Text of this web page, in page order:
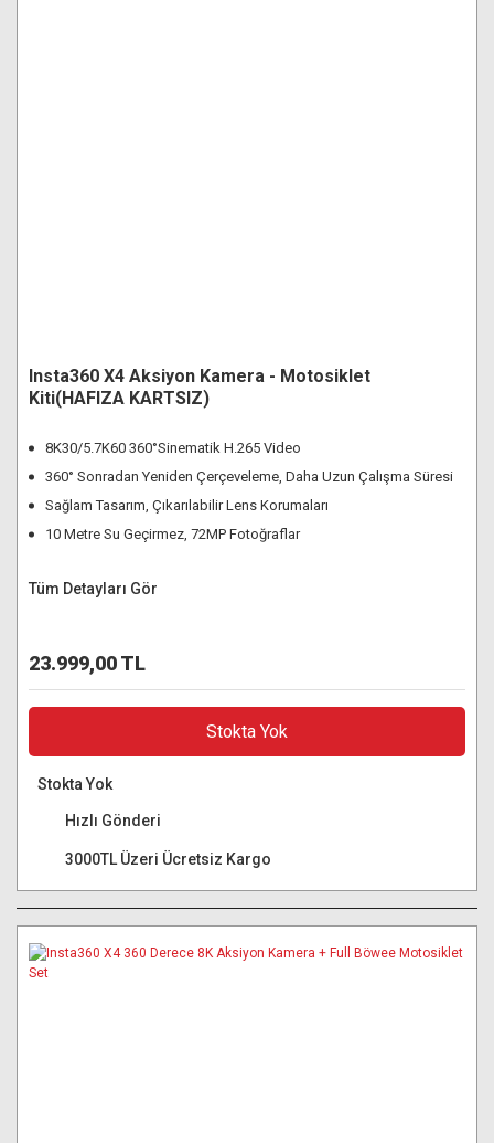
Insta360 X4 Aksiyon Kamera - Motosiklet
Kiti(HAFIZA KARTSIZ)
8K30/5.7K60 360°Sinematik H.265 Video
360° Sonradan Yeniden Çerçeveleme, Daha Uzun Çalışma Süresi
Sağlam Tasarım, Çıkarılabilir Lens Korumaları
10 Metre Su Geçirmez, 72MP Fotoğraflar
Tüm Detayları Gör
23.999,00 TL
Stokta Yok
Stokta Yok
Hızlı Gönderi
3000TL Üzeri Ücretsiz Kargo